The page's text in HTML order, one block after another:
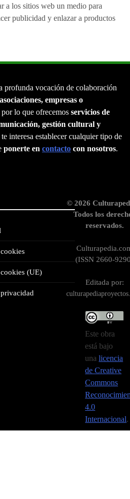
a los sitios web un medio para
publicidad y enlazar a productos
profunda vocación de colaboración
empresas o
por lo que ofrecemos servicios de
gestión cultural y
interesa establecer cualquier tipo de
ponerte en contacto con nosotros.
(UE)
© 2026
Todos los
reservados.
(ISSN 2660-
Editada por:
Este obra
está bajo
unalicencia
de Creative
Commons
4.0
Internacional.